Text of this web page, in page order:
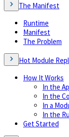
The Manifest
Runtime
Manifest
The Problem
Hot Module
How It Works
In the
In the
In a
In the
Get Started